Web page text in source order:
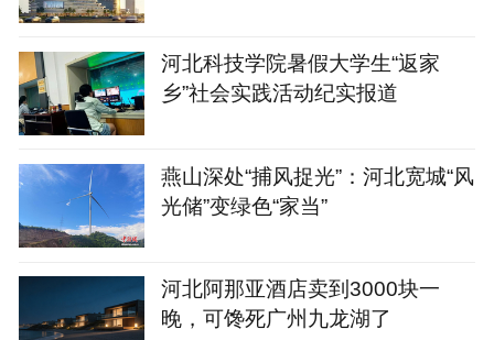
河北科技学院暑假大学生“返家
乡”社会实践活动纪实报道
燕山深处“捕风捉光”：河北宽城“风
光储”变绿色“家当”
河北阿那亚酒店卖到3000块一
晚，可馋死广州九龙湖了